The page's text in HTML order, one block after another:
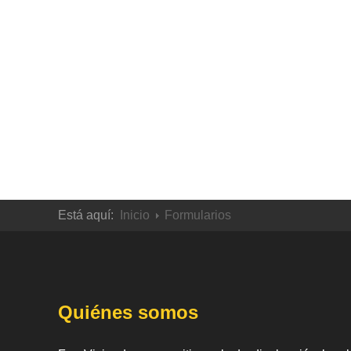
Está aquí: Inicio Formularios
Quiénes somos